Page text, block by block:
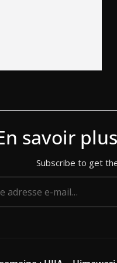
savoir
Subscribe to get